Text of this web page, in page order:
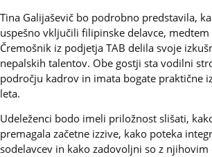
Tina Galijaševič bo podrobno predstavila,
uspešno vključili filipinske delavce, medtem
Čremošnik iz podjetja TAB delila svoje
nepalskih talentov. Obe gostji sta vodilni
področju kadrov in imata bogate praktične
leta.
Udeleženci bodo imeli priložnost slišati,
premagala začetne izzive, kako poteka
sodelavcev in kako zadovoljni so z njihovim